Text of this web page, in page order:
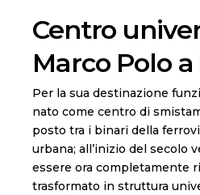
Centro
Marco Polo
Per la sua destinazione
nato come centro di
posto tra i binari della
urbana; all’inizio del secolo
essere ora completamente
trasformato in struttura